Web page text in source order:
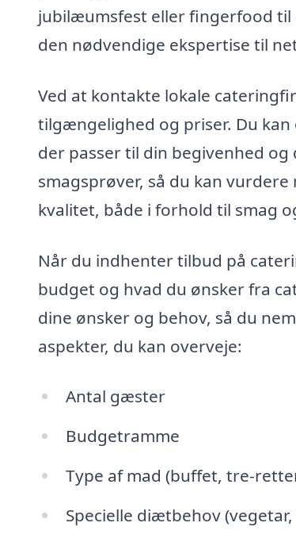
jubilæumsfest eller fingerfood til
den nødvendige ekspertise til
Ved at kontakte lokale
tilgængelighed og priser. Du
der passer til din begivenhed
smagsprøver, så du kan
kvalitet, både i forhold til smag
Når du indhenter tilbud på
budget og hvad du ønsker fra
dine ønsker og behov, så du
aspekter, du kan overveje:
Antal gæster
Budgetramme
Type af mad (buffet, tre-
Specielle diætbehov